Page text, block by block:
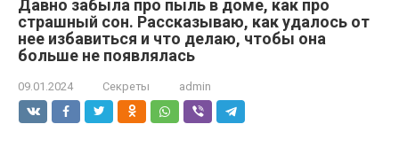
Давно забыла про пыль в доме, как про
страшный сон. Рассказываю, как удалось от
нее избавиться и что делаю, чтобы она
больше не появлялась
09.01.2024 Секреты admin